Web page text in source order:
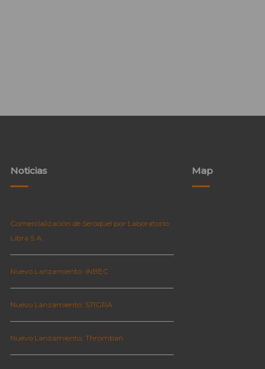
Noticias
Comercialización de Seroquel por Laboratorio
Libra S.A.
Nuevo Lanzamiento: INBEC
Nuevo Lanzamiento: STIGRA
Nuevo Lanzamiento: Thromban
Map